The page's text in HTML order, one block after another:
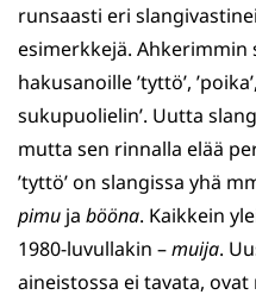
runsaasti eri
esimerkkejä.
hakusanoille ’tyttö’,
sukupuolielin’. Uutta
mutta sen rinnalla elää
’tyttö’ on slangissa yhä
pimu ja bööna. Kaikkein
1980-luvullakin –muija.
aineistossa ei tavata, ovat